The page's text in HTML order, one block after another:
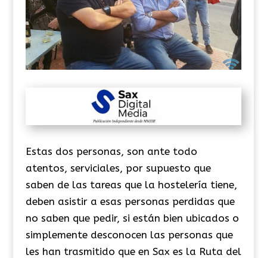
Estas dos personas, son ante todo
atentos, serviciales, por supuesto que
saben de las tareas que la hostelería tiene,
deben asistir a esas personas perdidas que
no saben que pedir, si están bien ubicados o
simplemente desconocen las personas que
les han trasmitido que en Sax es la Ruta del